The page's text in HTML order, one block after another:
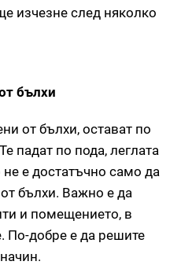
изчезне след няколко
бълхи
от бълхи, остават по
падат по пода, леглата
е достатъчно само да
бълхи. Важно е да
и помещението, в
По-добре е да решите